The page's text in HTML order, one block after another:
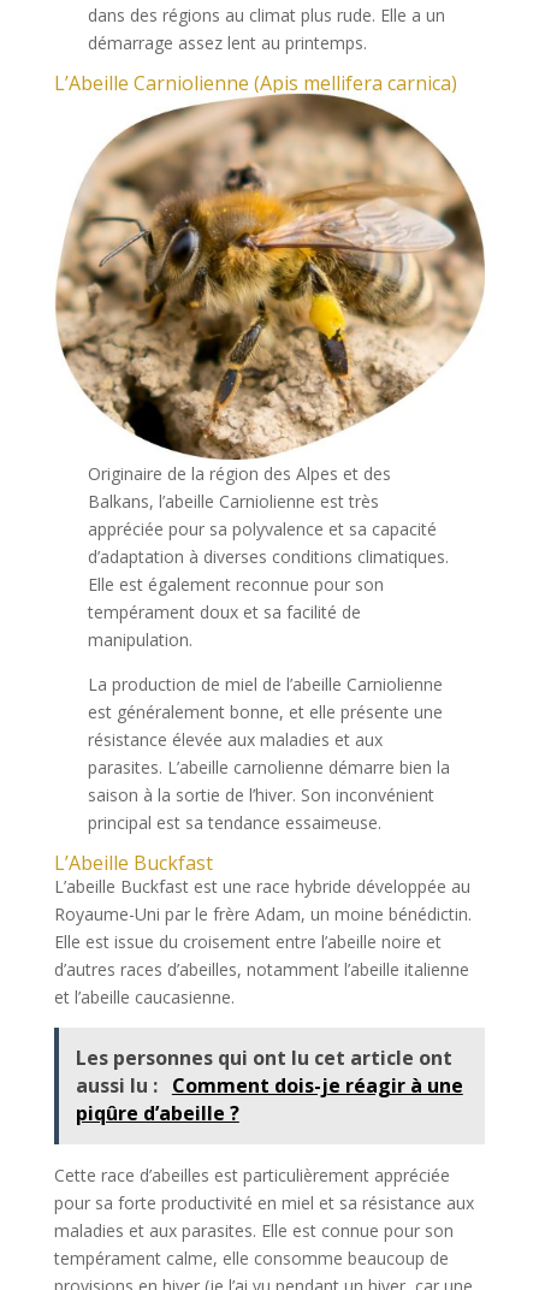
dans des régions au climat plus rude. Elle a un
démarrage assez lent au printemps.
L’Abeille Carniolienne (Apis mellifera carnica)
Originaire de la région des Alpes et des
Balkans, l’abeille Carniolienne est très
appréciée pour sa polyvalence et sa capacité
d’adaptation à diverses conditions climatiques.
Elle est également reconnue pour son
tempérament doux et sa facilité de
manipulation.
La production de miel de l’abeille Carniolienne
est généralement bonne, et elle présente une
résistance élevée aux maladies et aux
parasites. L’abeille carnolienne démarre bien la
saison à la sortie de l’hiver. Son inconvénient
principal est sa tendance essaimeuse.
L’Abeille Buckfast
L’abeille Buckfast est une race hybride développée au
Royaume-Uni par le frère Adam, un moine bénédictin.
Elle est issue du croisement entre l’abeille noire et
d’autres races d’abeilles, notamment l’abeille italienne
et l’abeille caucasienne.
Les personnes qui ont lu cet article ont
aussi lu : Comment dois-je réagir à une
piqûre d’abeille ?
Cette race d’abeilles est particulièrement appréciée
pour sa forte productivité en miel et sa résistance aux
maladies et aux parasites. Elle est connue pour son
tempérament calme, elle consomme beaucoup de